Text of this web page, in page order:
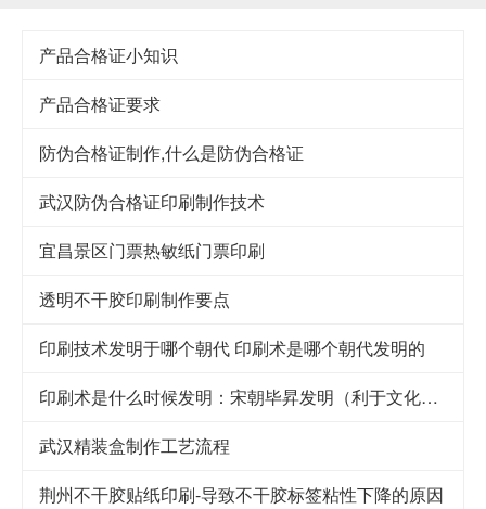
产品合格证小知识
产品合格证要求
防伪合格证制作,什么是防伪合格证
武汉防伪合格证印刷制作技术
宜昌景区门票热敏纸门票印刷
透明不干胶印刷制作要点
印刷技术发明于哪个朝代 印刷术是哪个朝代发明的
印刷术是什么时候发明：宋朝毕昇发明（利于文化传承）
武汉精装盒制作工艺流程
荆州不干胶贴纸印刷-导致不干胶标签粘性下降的原因